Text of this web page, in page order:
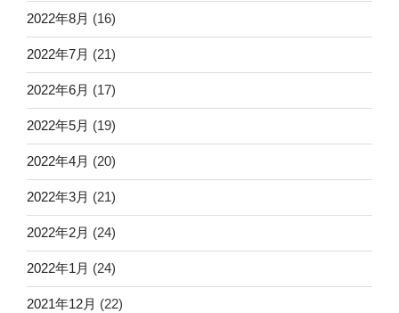
2022年8月 (16)
2022年7月 (21)
2022年6月 (17)
2022年5月 (19)
2022年4月 (20)
2022年3月 (21)
2022年2月 (24)
2022年1月 (24)
2021年12月 (22)